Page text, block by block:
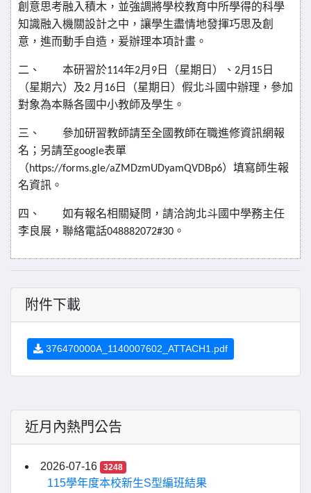
創意思考融入積木，並強調將學校教育中所學得的科學
知識融入機關設計之中，讓學生盡情地發揮巧思及創
意，進而動手自造，爰辦理本項計畫。
二、 本研習於114年2月 9 日（星期日）、 2月 15 日
（星期六）及2 月 16 日（星期日）假北斗國中辦理，參加
對象為本縣各國中小教師及學生。
三、
參加研習教師請至全國教師在職進修資訊網報
名；另請至google表單
（https://forms.gle/aZMDzmUDyamQVDBp6）填寫師生報
名資訊。
四、
如有報名相關疑問，請洽詢北斗國中學務主任
李良展，聯絡電話048882072#30 。
附件下載
376470000A_1140007602_ATTACH1.pdf
近月內熱門公告
2026-07-16 3248
115學年度本校新生S型編班結果